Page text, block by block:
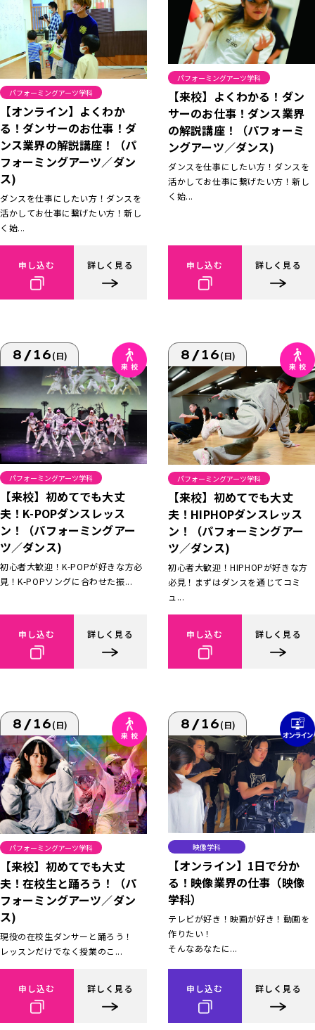
パフォーミングアーツ学科
【オンライン】よくわか
る！ダンサーのお仕事！ダ
ンス業界の解説講座！（パ
フォーミングアーツ／ダン
ス)
ダンスを仕事にしたい方！ダンスを
活かしてお仕事に繋げたい方！新し
く始...
申し込む 詳しく見る
パフォーミングアーツ学科
【来校】よくわかる！ダン
サーのお仕事！ダンス業界
の解説講座！（パフォーミ
ングアーツ／ダンス)
ダンスを仕事にしたい方！ダンスを
活かしてお仕事に繋げたい方！新し
く始...
申し込む 詳しく見る
8/16(日)
パフォーミングアーツ学科
【来校】初めてでも大丈
夫！K-POPダンスレッス
ン！（パフォーミングアー
ツ／ダンス)
初心者大歓迎！K-POPが好きな方必
見！K-POPソングに合わせた振...
申し込む 詳しく見る
8/16(日)
パフォーミングアーツ学科
【来校】初めてでも大丈
夫！HIPHOPダンスレッス
ン！（パフォーミングアー
ツ／ダンス)
初心者大歓迎！HIPHOPが好きな方
必見！まずはダンスを通じてコミ
ュ...
申し込む 詳しく見る
8/16(日)
パフォーミングアーツ学科
【来校】初めてでも大丈
夫！在校生と踊ろう！（パ
フォーミングアーツ／ダン
ス)
現役の在校生ダンサーと踊ろう！
レッスンだけでなく授業のこ...
申し込む 詳しく見る
8/16(日)
映像学科
【オンライン】1日で分か
る！映像業界の仕事（映像
学科）
テレビが好き！映画が好き！動画を
作りたい！
そんなあなたに...
申し込む 詳しく見る